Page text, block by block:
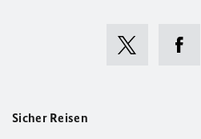
Sicher Reisen